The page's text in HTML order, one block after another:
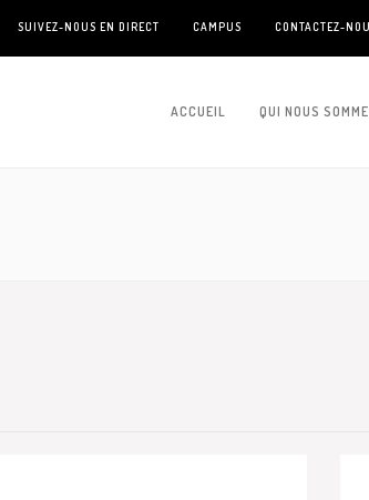
SUIVEZ-NOUS EN DIRECT CAMPUS CONTACTEZ-
ACCUEIL QUI NOUS